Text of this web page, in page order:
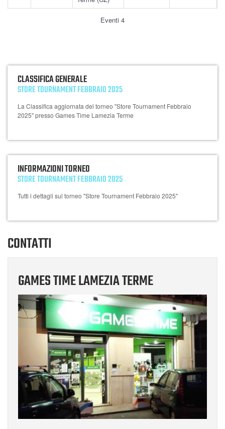
Eventi 4
CLASSIFICA GENERALE
STORE TOURNAMENT FEBBRAIO 2025
La Classifica aggiornata del torneo "Store Tournament Febbraio
2025" presso Games Time Lamezia Terme
INFORMAZIONI TORNEO
STORE TOURNAMENT FEBBRAIO 2025
Tutti i dettagli sul torneo "Store Tournament Febbraio 2025"
CONTATTI
GAMES TIME LAMEZIA TERME